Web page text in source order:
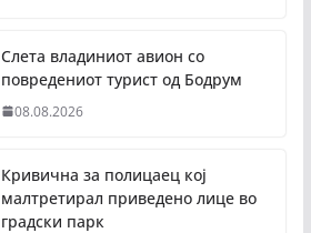
Слета владиниот авион со
повредениот турист од Бодрум
08.08.2026
Кривична за полицаец кој
малтретирал приведено лице во
градски парк